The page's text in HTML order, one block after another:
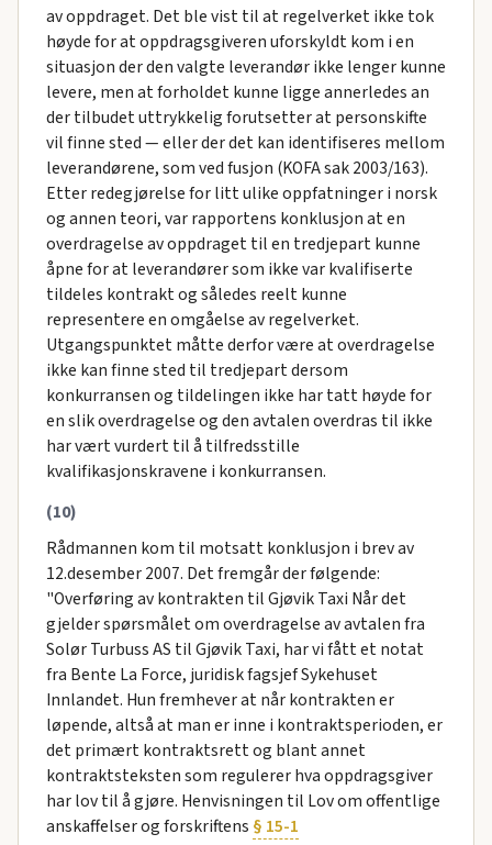
av oppdraget. Det ble vist til at regelverket ikke tok
høyde for at oppdragsgiveren uforskyldt kom i en
situasjon der den valgte leverandør ikke lenger kunne
levere, men at forholdet kunne ligge annerledes an
der tilbudet uttrykkelig forutsetter at personskifte
vil finne sted — eller der det kan identifiseres mellom
leverandørene, som ved fusjon (KOFA sak 2003/163).
Etter redegjørelse for litt ulike oppfatninger i norsk
og annen teori, var rapportens konklusjon at en
overdragelse av oppdraget til en tredjepart kunne
åpne for at leverandører som ikke var kvalifiserte
tildeles kontrakt og således reelt kunne
representere en omgåelse av regelverket.
Utgangspunktet måtte derfor være at overdragelse
ikke kan finne sted til tredjepart dersom
konkurransen og tildelingen ikke har tatt høyde for
en slik overdragelse og den avtalen overdras til ikke
har vært vurdert til å tilfredsstille
kvalifikasjonskravene i konkurransen.
(10)
Rådmannen kom til motsatt konklusjon i brev av
12.desember 2007. Det fremgår der følgende:
"Overføring av kontrakten til Gjøvik Taxi Når det
gjelder spørsmålet om overdragelse av avtalen fra
Solør Turbuss AS til Gjøvik Taxi, har vi fått et notat
fra Bente La Force, juridisk fagsjef Sykehuset
Innlandet. Hun fremhever at når kontrakten er
løpende, altså at man er inne i kontraktsperioden, er
det primært kontraktsrett og blant annet
kontraktsteksten som regulerer hva oppdragsgiver
har lov til å gjøre. Henvisningen til Lov om offentlige
anskaffelser og forskriftens § 15-1